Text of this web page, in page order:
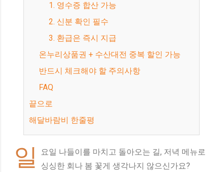
1. 영수증 합산 가능
2. 신분 확인 필수
3. 환급은 즉시 지급
온누리상품권 + 수산대전 중복 할인 가능
반드시 체크해야 할 주의사항
FAQ
끝으로
해달바람비 한줄평
일
요일 나들이를 마치고 돌아오는 길, 저녁 메뉴로
싱싱한 회나 봄 꽃게 생각나지 않으신가요?